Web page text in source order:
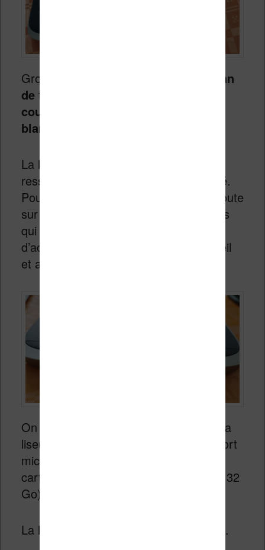
Grosse nouveauté :
il s’agit d’un écran
de type
couleur en plus du classique noir et
blanc des liseuses.
La liseuse tient bien dans la main et on
ressent une vraie impression de qualité.
Pour faciliter la prise en main, Vivlio ajoute
sur ses liseuses des boutons physiques
qui permettent de tourner les pages et
d’accéder rapidement à l’écran d’accueil
et au menu des paramètres.
On trouve sur la tranche inférieure de la
liseuse un bouton marche / arrêt, un port
micro-USB et un port d’extension pour
carte Micro-SD (capacité maximale de 32
Go).
La liseuse possède 16 Go de stockage.